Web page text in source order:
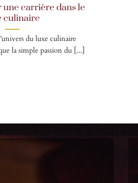
carrière dans le
culinaire
du luxe culinaire
la simple passion du [...]